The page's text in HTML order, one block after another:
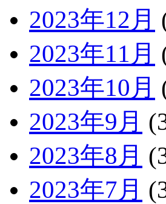
2023年12月
2023年11月
2023年10月
2023年9月
2023年8月
2023年7月